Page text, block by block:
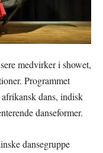
medvirker i showet,
Programmet
dans, indisk
danseformer.
dansegruppe